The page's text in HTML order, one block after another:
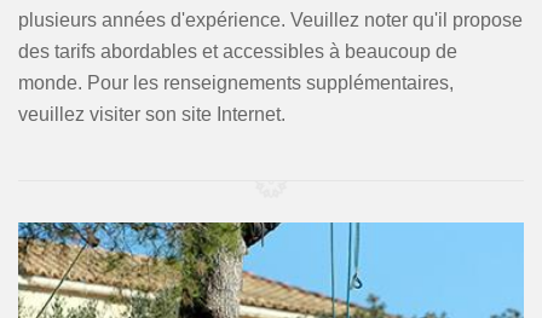
plusieurs années d'expérience. Veuillez noter qu'il propose
des tarifs abordables et accessibles à beaucoup de
monde. Pour les renseignements supplémentaires,
veuillez visiter son site Internet.